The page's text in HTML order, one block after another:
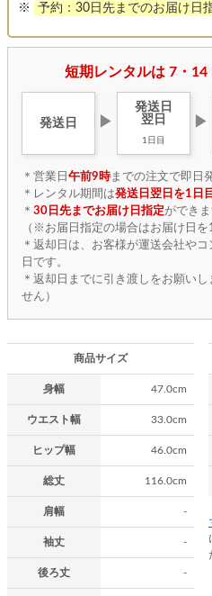
※
予約：30日先までのお届け日
短期レンタルは 7・14
発送日 ▶
発送日
翌日
1日目
▶
＊営業日 午前9時までの注文で即日
＊レンタル期間は発送日翌日を1日目
＊ 30日先までお届け日指定ができま
（※お届日指定の場合はお届け日を
＊返却日は、お客様が運送会社や
日です。
＊返却日までに引き渡しをお願い
せん）
商品サイズ
身幅 47.0cm
ウエスト幅 33.0cm
ヒップ幅 46.0cm
総丈 116.0cm
肩幅 -
袖丈 -
後ろ丈 -